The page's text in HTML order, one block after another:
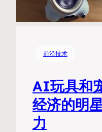
前沿技术
AI玩具和
经济的明
力